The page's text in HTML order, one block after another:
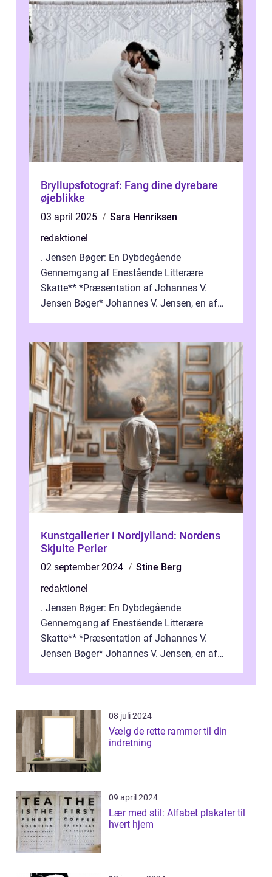
Bryllupsfotograf: Fang dine dyrebare
øjeblikke
03 april 2025
Sara Henriksen
redaktionel
. Jensen Bøger: En Dybdegående
Gennemgang af Enestående Litterære
Skatte** *Præsentation af Johannes V.
Jensen Bøger* Johannes V. Jensen, en af
Kunstgallerier i Nordjylland: Nordens
Skjulte Perler
02 september 2024
Stine Berg
redaktionel
. Jensen Bøger: En Dybdegående
Gennemgang af Enestående Litterære
Skatte** *Præsentation af Johannes V.
Jensen Bøger* Johannes V. Jensen, en af
et enestående...
08 juli 2024
Vælg de rette rammer til din
indretning
09 april 2024
Lær med stil: Alfabet plakater til
hvert hjem